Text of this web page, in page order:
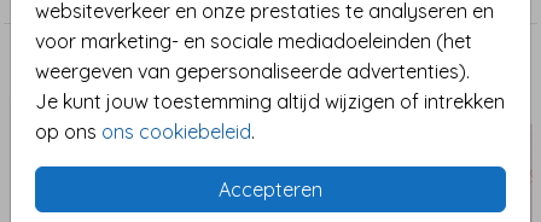
websiteverkeer en onze prestaties te analyseren en
voor marketing- en sociale mediadoeleinden (het
weergeven van gepersonaliseerde advertenties).
Je kunt jouw toestemming altijd wijzigen of intrekken
op ons ons cookiebeleid.
Accepteren
bijzondere tijd.
Maak het compleet